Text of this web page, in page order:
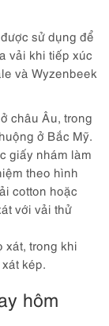
sử dụng để
vải khi tiếp xúc
và Wyzenbeek
châu Âu, trong
ở Bắc Mỹ.
giấy nhám làm
theo hình
cotton hoặc
với vải thử
xát, trong khi
kép.
hôm